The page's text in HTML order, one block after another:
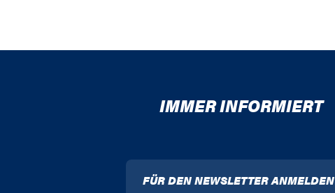
IMMER INFORMIERT
FÜR DEN NEWSLETTER ANMELDEN